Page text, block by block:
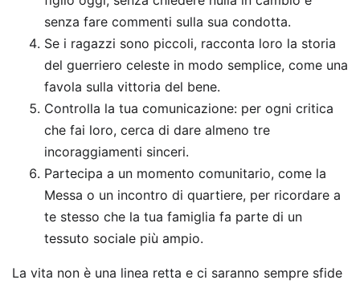
senza fare commenti sulla sua condotta.
Se i ragazzi sono piccoli, racconta loro la storia
del guerriero celeste in modo semplice, come una
favola sulla vittoria del bene.
Controlla la tua comunicazione: per ogni critica
che fai loro, cerca di dare almeno tre
incoraggiamenti sinceri.
Partecipa a un momento comunitario, come la
Messa o un incontro di quartiere, per ricordare a
te stesso che la tua famiglia fa parte di un
tessuto sociale più ampio.
La vita non è una linea retta e ci saranno sempre sfide